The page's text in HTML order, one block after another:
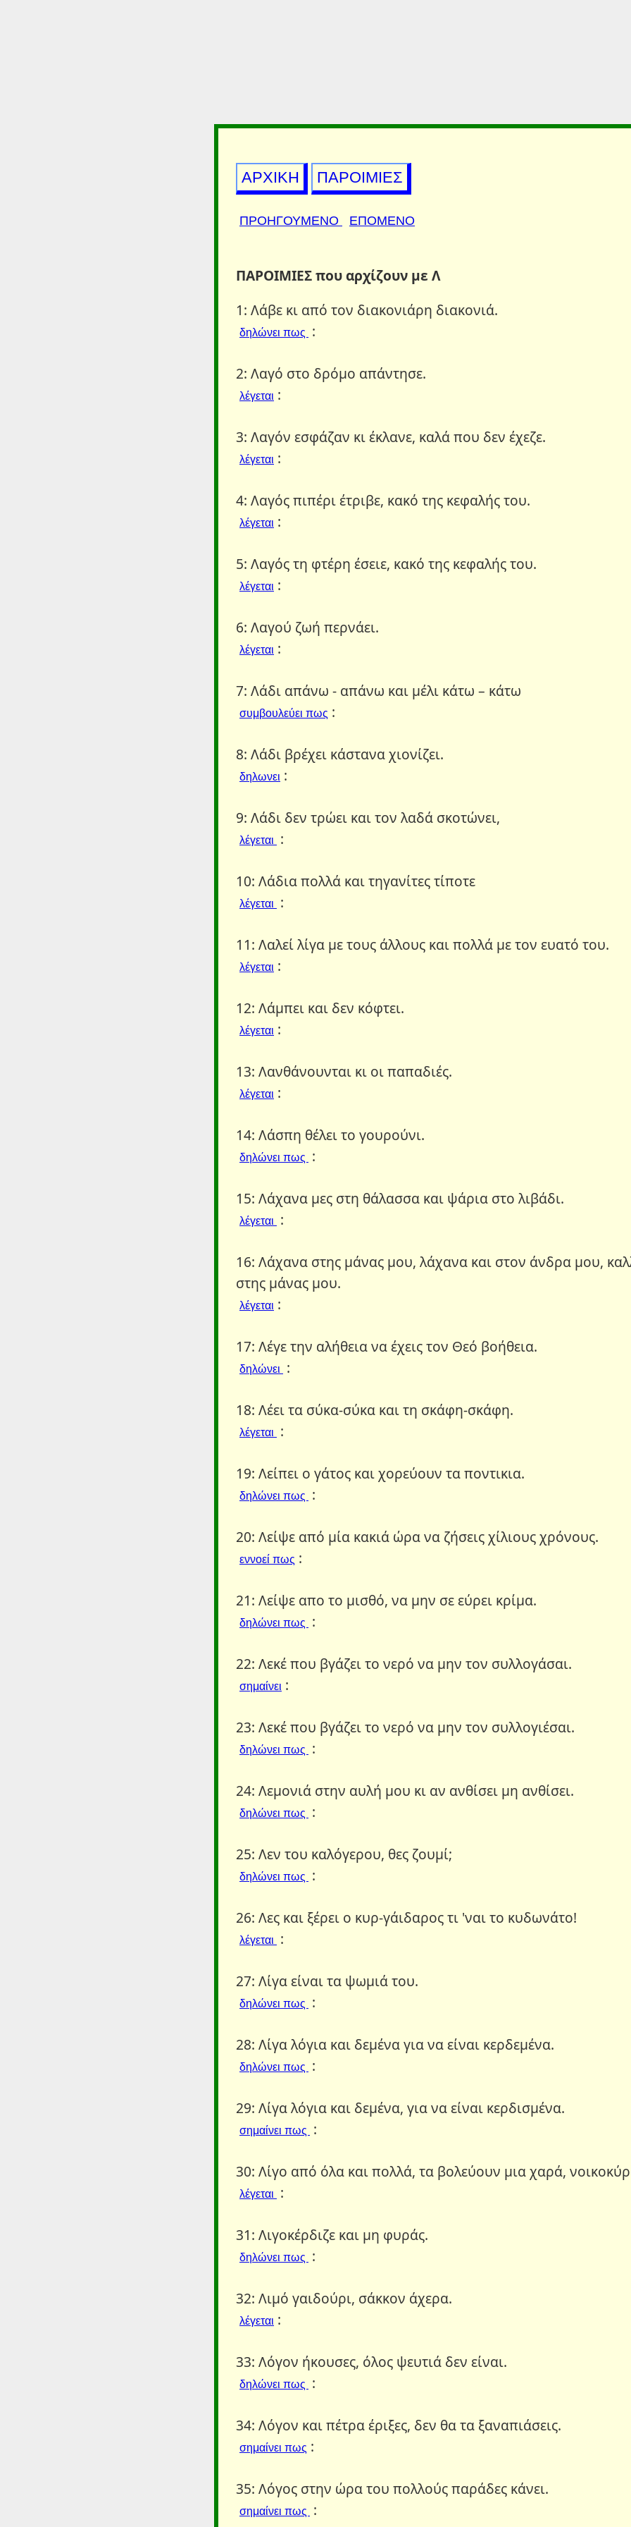
ΑΡΧΙΚΗ ΠΑΡΟΙΜΙΕΣ
ΠΡΟΗΓΟΥΜΕΝΟ ΕΠΟΜΕΝΟ
ΠΑΡΟΙΜΙΕΣ που αρχίζουν με Λ
1: Λάβε κι από τον διακονιάρη διακονιά.
δηλώνει πως :
2: Λαγό στο δρόμο απάντησε.
λέγεται :
3: Λαγόν εσφάζαν κι έκλανε, καλά που δεν έχεζε.
λέγεται :
4: Λαγός πιπέρι έτριβε, κακό της κεφαλής του.
λέγεται :
5: Λαγός τη φτέρη έσειε, κακό της κεφαλής του.
λέγεται :
6: Λαγού ζωή περνάει.
λέγεται :
7: Λάδι απάνω - απάνω και μέλι κάτω – κάτω
συμβουλεύει πως :
8: Λάδι βρέχει κάστανα χιονίζει.
δηλωνει :
9: Λάδι δεν τρώει και τον λαδά σκοτώνει,
λέγεται :
10: Λάδια πολλά και τηγανίτες τίποτε
λέγεται :
11: Λαλεί λίγα με τους άλλους και πολλά με τον ευατό του.
λέγεται :
12: Λάμπει και δεν κόφτει.
λέγεται :
13: Λανθάνουνται κι οι παπαδιές.
λέγεται :
14: Λάσπη θέλει το γουρούνι.
δηλώνει πως :
15: Λάχανα μες στη θάλασσα και ψάρια στο λιβάδι.
λέγεται :
16: Λάχανα στης μάνας μου, λάχανα και στον άνδρα μου,
στης μάνας μου.
λέγεται :
17: Λέγε την αλήθεια να έχεις τον Θεό βοήθεια.
δηλώνει :
18: Λέει τα σύκα-σύκα και τη σκάφη-σκάφη.
λέγεται :
19: Λείπει ο γάτος και χορεύουν τα ποντικια.
δηλώνει πως :
20: Λείψε από μία κακιά ώρα να ζήσεις χίλιους χρόνους.
εννοεί πως :
21: Λείψε απο το μισθό, να μην σε εύρει κρίμα.
δηλώνει πως :
22: Λεκέ που βγάζει το νερό να μην τον συλλογάσαι.
σημαίνει :
23: Λεκέ που βγάζει το νερό να μην τον συλλογιέσαι.
δηλώνει πως :
24: Λεμονιά στην αυλή μου κι αν ανθίσει μη ανθίσει.
δηλώνει πως :
25: Λεν του καλόγερου, θες ζουμί;
δηλώνει πως :
26: Λες και ξέρει ο κυρ-γάιδαρος τι 'ναι το κυδωνάτο!
λέγεται :
27: Λίγα είναι τα ψωμιά του.
δηλώνει πως :
28: Λίγα λόγια και δεμένα για να είναι κερδεμένα.
δηλώνει πως :
29: Λίγα λόγια και δεμένα, για να είναι κερδισμένα.
σημαίνει πως :
30: Λίγο από όλα και πολλά, τα βολεύουν μια χαρά,
λέγεται :
31: Λιγοκέρδιζε και μη φυράς.
δηλώνει πως :
32: Λιμό γαιδούρι, σάκκον άχερα.
λέγεται :
33: Λόγον ήκουσες, όλος ψευτιά δεν είναι.
δηλώνει πως :
34: Λόγον και πέτρα έριξες, δεν θα τα ξαναπιάσεις.
σημαίνει πως :
35: Λόγος στην ώρα του πολλούς παράδες κάνει.
σημαίνει πως :